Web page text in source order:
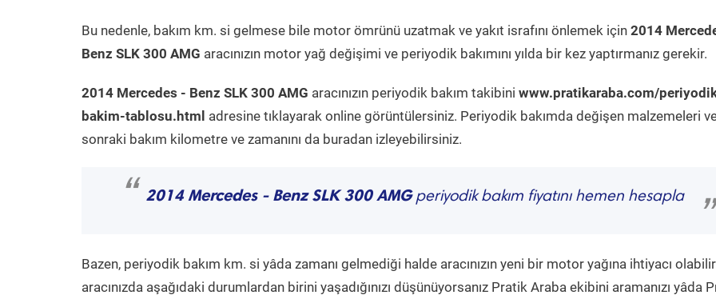
Bu nedenle, bakım km. si gelmese bile motor ömrünü uzatmak ve yakıt israfını önlemek için 2014
Benz SLK 300 AMG aracınızın motor yağ değişimi ve periyodik bakımını yılda bir kez yaptırmanız gerekir.
2014 Mercedes - Benz SLK 300 AMG aracınızın periyodik bakım takibini www.pratikaraba.com/
bakim-tablosu.html adresine tıklayarak online görüntülersiniz. Periyodik bakımda değişen malzemeleri
sonraki bakım kilometre ve zamanını da buradan izleyebilirsiniz.
“ 2014 Mercedes - Benz SLK 300 AMGperiyodik bakım fiyatını hemen hesapla
”
Bazen, periyodik bakım km. si yâda zamanı gelmediği halde aracınızın yeni bir motor yağına ihtiyacı
aracınızda aşağıdaki durumlardan birini yaşadığınızı düşünüyorsanız Pratik Araba ekibini aramanızı yâda